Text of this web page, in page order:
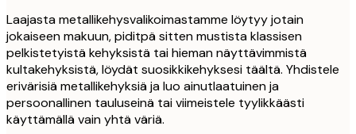
Laajasta metallikehysvalikoimastamme löytyy jotain
jokaiseen makuun, piditpä sitten mustista klassisen
pelkistetyistä kehyksistä tai hieman näyttävimmistä
kultakehyksistä, löydät suosikkikehyksesi täältä. Yhdistele
erivärisiä metallikehyksiä ja luo ainutlaatuinen ja
persoonallinen tauluseinä tai viimeistele tyylikkäästi
käyttämällä vain yhtä väriä.